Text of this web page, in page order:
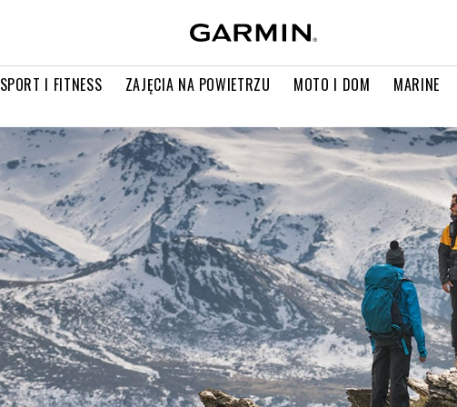
SPORT I FITNESS ZAJĘCIA NA POWIETRZU MOTO I DOM MARINE